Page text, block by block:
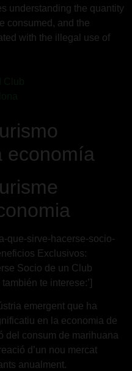
understanding the quantity
consumed, and the
with the illegal use of
economía
que-sirve-hacerse-socio-
Exclusivos:
Socio de un Club
te interese:’]
emergent que ha
en la economia de
del consum de marihuana
d’un nou mercat
anualment.